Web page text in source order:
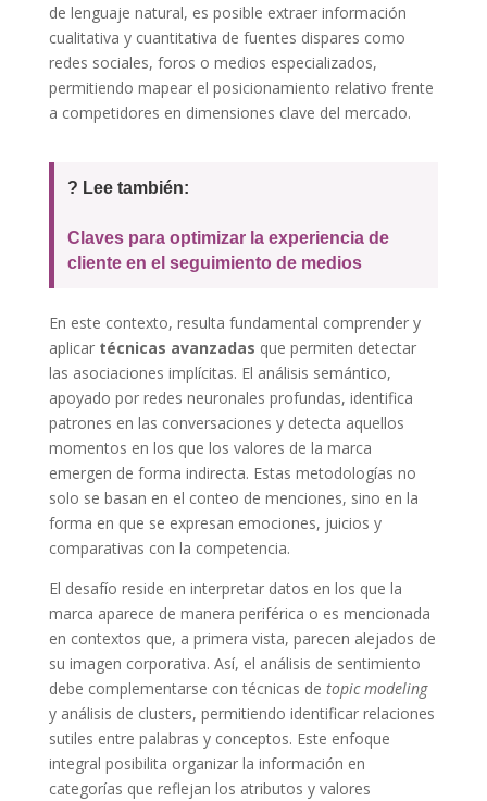
de lenguaje natural, es posible extraer información
cualitativa y cuantitativa de fuentes dispares como
redes sociales, foros o medios especializados,
permitiendo mapear el posicionamiento relativo frente
a competidores en dimensiones clave del mercado.
? Lee también:
Claves para optimizar la experiencia de
cliente en el seguimiento de medios
En este contexto, resulta fundamental comprender y
aplicar técnicas avanzadas que permiten detectar
las asociaciones implícitas. El análisis semántico,
apoyado por redes neuronales profundas, identifica
patrones en las conversaciones y detecta aquellos
momentos en los que los valores de la marca
emergen de forma indirecta. Estas metodologías no
solo se basan en el conteo de menciones, sino en la
forma en que se expresan emociones, juicios y
comparativas con la competencia.
El desafío reside en interpretar datos en los que la
marca aparece de manera periférica o es mencionada
en contextos que, a primera vista, parecen alejados de
su imagen corporativa. Así, el análisis de sentimiento
debe complementarse con técnicas de topic modeling
y análisis de clusters, permitiendo identificar relaciones
sutiles entre palabras y conceptos. Este enfoque
integral posibilita organizar la información en
categorías que reflejan los atributos y valores